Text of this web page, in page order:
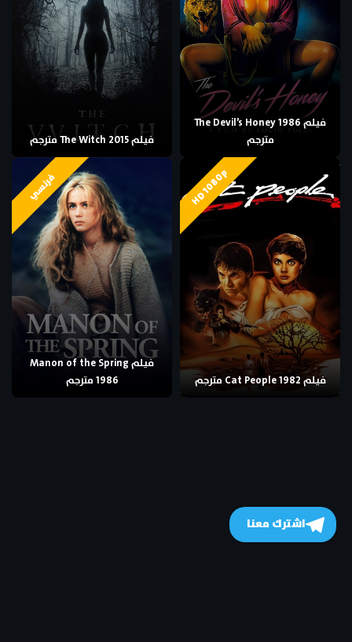
فيلم The Devil’s Honey 1986
مترجم
فيلم The Witch 2015 مترجم
HD 1080p
فيلم Cat People 1982 مترجم
فرنسي
فيلم Manon of the Spring
1986 مترجم
اشترك معنا